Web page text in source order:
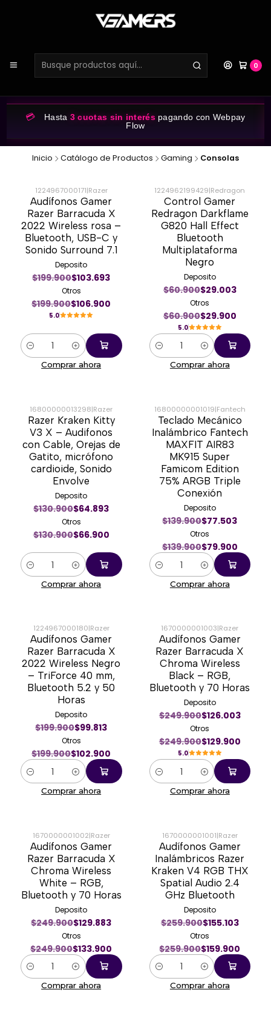
0
💳 Hasta 3 cuotas sin interéspagando con Webpay
Flow
Inicio Catálogo de Productos Gaming Consolas
-47%
1224967000171|Razer
Audífonos Gamer
Razer Barracuda X
2022 Wireless rosa –
Bluetooth, USB-C y
Sonido Surround 7.1
Deposito
$199.900$103.693
Otros
$199.900$106.900
5.0
Cantidad
Comprar ahora
-51%
1224962199429|Redragon
Control Gamer
Redragon Darkflame
G820 Hall Effect
Bluetooth
Multiplataforma
Negro
Deposito
$60.900$29.003
Otros
$60.900$29.900
5.0
Cantidad
Comprar ahora
-49%
16800000013298|Razer
Razer Kraken Kitty
V3 X – Audifonos
con Cable, Orejas de
Gatito, micrófono
cardioide, Sonido
Envolve
Deposito
$130.900$64.893
Otros
$130.900$66.900
Cantidad
Comprar ahora
-43%
16800000001019|Fantech
Teclado Mecánico
Inalámbrico Fantech
MAXFIT AIR83
MK915 Super
Famicom Edition
75% ARGB Triple
Conexión
Deposito
$139.900$77.503
Otros
$139.900$79.900
Cantidad
Comprar ahora
-49%
1224967000180|Razer
Audífonos Gamer
Razer Barracuda X
2022 Wireless Negro
– TriForce 40 mm,
Bluetooth 5.2 y 50
Horas
Deposito
$199.900$99.813
Otros
$199.900$102.900
Cantidad
Comprar ahora
-48%
1670000001003|Razer
Audífonos Gamer
Razer Barracuda X
Chroma Wireless
Black – RGB,
Bluetooth y 70 Horas
Deposito
$249.900$126.003
Otros
$249.900$129.900
5.0
Cantidad
Comprar ahora
-46%
1670000001002|Razer
Audífonos Gamer
Razer Barracuda X
Chroma Wireless
White – RGB,
Bluetooth y 70 Horas
Deposito
$249.900$129.883
Otros
$249.900$133.900
Cantidad
Comprar ahora
-38%
1670000001001|Razer
Audífonos Gamer
Inalámbricos Razer
Kraken V4 RGB THX
Spatial Audio 2.4
GHz Bluetooth
Deposito
$259.900$155.103
Otros
$259.900$159.900
Cantidad
Comprar ahora